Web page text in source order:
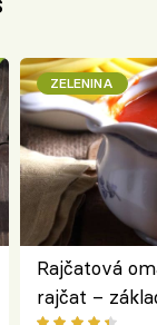
ZELENINA
Rajčatová
rajčat –